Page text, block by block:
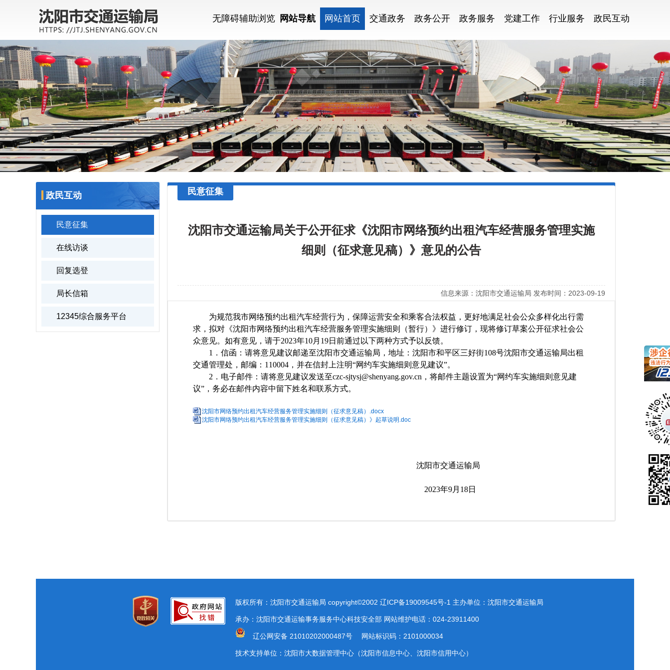
无障碍辅助浏览 网站导航 网站首页 交通政务 政务公开 政务服务 党建工作 行业服务 政民互动
政民互动
民意征集
在线访谈
回复选登
局长信箱
12345综合服务平台
民意征集
沈阳市交通运输局关于公开征求《沈阳市网络预约出租汽车经营服务管理实施
细则（征求意见稿）》意见的公告
信息来源：沈阳市交通运输局 发布时间：2023-09-19
为规范我市网络预约出租汽车经营行为，保障运营安全和乘客合法权益，更好地满足社会公众多样化出行需
求，拟对《沈阳市网络预约出租汽车经营服务管理实施细则（暂行）》进行修订，现将修订草案公开征求社会公
众意见。如有意见，请于2023年10月19日前通过以下两种方式予以反馈。
1．信函：请将意见建议邮递至沈阳市交通运输局，地址：沈阳市和平区三好街108号沈阳市交通运输局出租
交通管理处，邮编：110004，并在信封上注明“网约车实施细则意见建议”。
2．电子邮件：请将意见建议发送至czc-sjtysj@shenyang.gov.cn，将邮件主题设置为“网约车实施细则意见建
议”，务必在邮件内容中留下姓名和联系方式。
沈阳市网络预约出租汽车经营服务管理实施细则（征求意见稿）.docx
沈阳市网络预约出租汽车经营服务管理实施细则（征求意见稿）》起草说明.doc
沈阳市交通运输局
2023年9月18日
版权所有：沈阳市交通运输局 copyright©2002 辽ICP备19009545号-1 主办单位：沈阳市交通运输局
承办：沈阳市交通运输事务服务中心科技安全部 网站维护电话：024-23911400
辽公网安备 21010202000487号 网站标识码：2101000034
技术支持单位：沈阳市大数据管理中心（沈阳市信息中心、沈阳市信用中心）